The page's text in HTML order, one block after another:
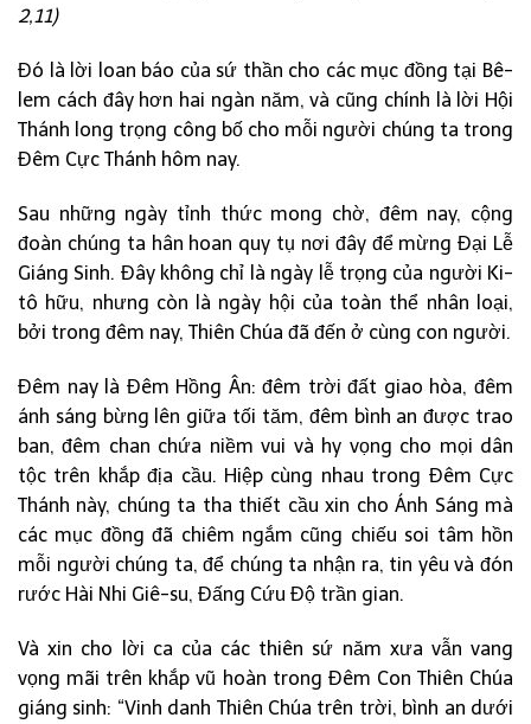
2,11)
Đó là lời loan báo của sứ thần cho các mục đồng tại Bê-
lem cách đây hơn hai ngàn năm, và cũng chính là lời Hội
Thánh long trọng công bố cho mỗi người chúng ta trong
Đêm Cực Thánh hôm nay.
Sau những ngày tỉnh thức mong chờ, đêm nay, cộng
đoàn chúng ta hân hoan quy tụ nơi đây để mừng Đại Lễ
Giáng Sinh. Đây không chỉ là ngày lễ trọng của người Ki-
tô hữu, nhưng còn là ngày hội của toàn thể nhân loại,
bởi trong đêm nay, Thiên Chúa đã đến ở cùng con người.
Đêm nay là Đêm Hồng Ân: đêm trời đất giao hòa, đêm
ánh sáng bừng lên giữa tối tăm, đêm bình an được trao
ban, đêm chan chứa niềm vui và hy vọng cho mọi dân
tộc trên khắp địa cầu. Hiệp cùng nhau trong Đêm Cực
Thánh này, chúng ta tha thiết cầu xin cho Ánh Sáng mà
các mục đồng đã chiêm ngắm cũng chiếu soi tâm hồn
mỗi người chúng ta, để chúng ta nhận ra, tin yêu và đón
rước Hài Nhi Giê-su, Đấng Cứu Độ trần gian.
Và xin cho lời ca của các thiên sứ năm xưa vẫn vang
vọng mãi trên khắp vũ hoàn trong Đêm Con Thiên Chúa
giáng sinh: “Vinh danh Thiên Chúa trên trời, bình an dưới